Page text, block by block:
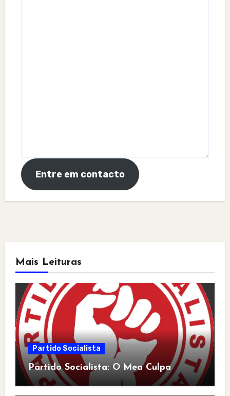
Entre em contacto
Mais Leituras
Partido Socialista
Partido Socialista: O Mea Culpa